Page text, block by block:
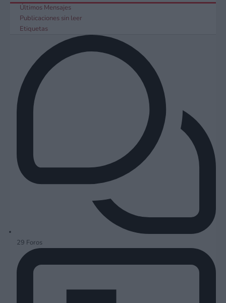
Últimos Mensajes
Publicaciones sin leer
Etiquetas
29 Foros